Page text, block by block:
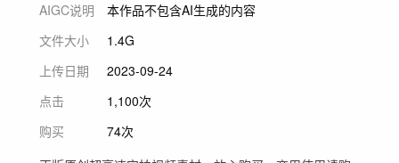
AIGC说明
本作品不包含AI生成的内容
文件大小
1.4G
上传日期
2023-09-24
点击
1,100次
购买
74次